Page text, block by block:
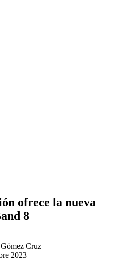
ofrece la nueva
8
Cruz
2023